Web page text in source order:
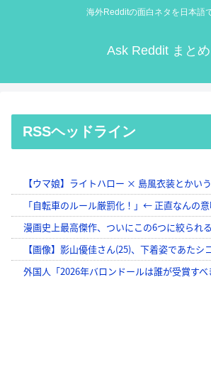
海外Redditの面白ネタを日本語
Ask Reddit まとめ
RSSヘッドライン